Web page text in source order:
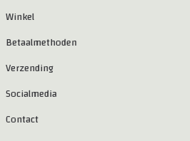
Winkel
Betaalmethoden
Verzending
Socialmedia
Contact